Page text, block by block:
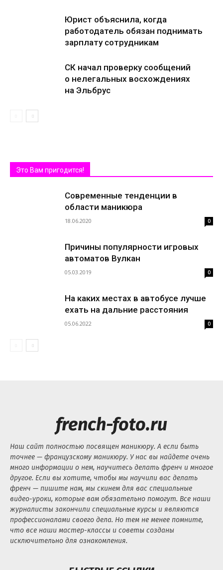
Юрист объяснила, когда
работодатель обязан поднимать
зарплату сотрудникам
СК начал проверку сообщений
о нелегальных восхождениях
на Эльбрус
Это Вам пригодится!
Современные тенденции в
области маникюра
18.06.2020 0
Причины популярности игровых
автоматов Вулкан
05.03.2019 0
На каких местах в автобусе лучше
ехать на дальние расстояния
05.06.2022 0
french-foto.ru
Наш сайт полностью посвящен маникюру. А если быть
точнее — французскому маникюру. У нас вы найдете очень
много информации о нем, научитесь делать френч и многое
другое. Если вы хотите, чтобы мы научили вас делать
френч — пишите нам, мы скинем для вас специальные
видео-уроки, которые вам обязательно помогут. Все наши
журналисты закончили специальные курсы и являются
профессионалами своего дела. Но тем не менее помните,
что все наши мастер-классы и советы созданы
исключительно для ознакомления.